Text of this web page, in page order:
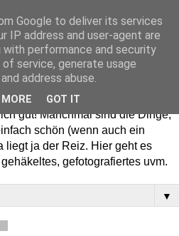
Einfach und schön -
gut! Manchmal sind die Dinge,
schön (wenn auch ein
liegt ja der Reiz. Hier geht es
gefotografiertes uvm.
▼
Google to deliver its services
IP address and user-agent are
with performance and security
service, generate usage
address abuse.
GOT IT